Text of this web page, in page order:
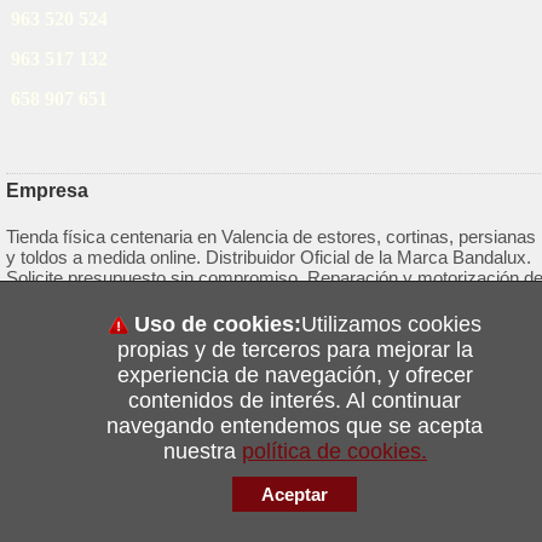
Empresa
Tienda física centenaria en Valencia de estores, cortinas, persianas
y toldos a medida online. Distribuidor Oficial de la Marca Bandalux.
Solicite presupuesto sin compromiso. Reparación y motorización de
Correo electrónico:info@estoresonline.es
© 2026 Estoresonline
Tienda online
LLAMAR
Uso de cookies:Utilizamos cookies
propias y de terceros para mejorar la
experiencia de navegación, y ofrecer
contenidos de interés. Al continuar
navegando entendemos que se acepta
nuestra política de cookies.
Aceptar